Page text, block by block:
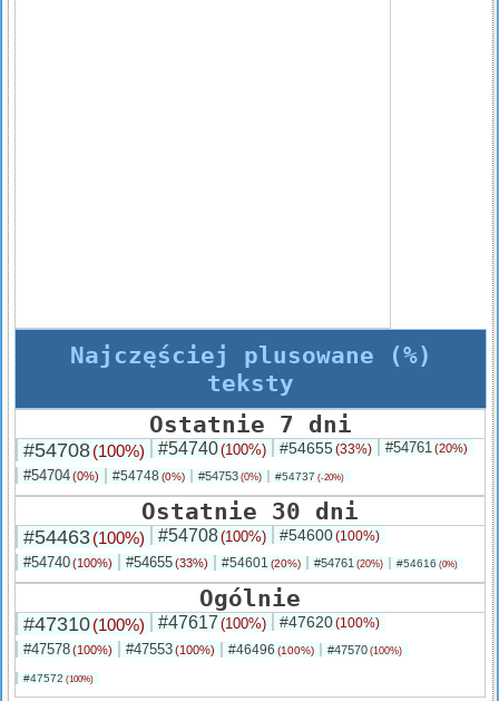
Najczęściej plusowane (%)
teksty
Ostatnie 7 dni
#54708(100%) #54740(100%) #54655(33%) #54761(20%)
#54704(0%) #54748 (0%) #54753 (0%) #54737 (-20%)
Ostatnie 30 dni
#54463(100%) #54708(100%) #54600(100%)
#54740(100%) #54655(33%) #54601 (20%) #54761 (20%) #54616 (0%)
Ogólnie
#47310(100%) #47617 (100%) #47620(100%)
#47578(100%) #47553(100%) #46496 (100%) #47570 (100%)
#47572 (100%)